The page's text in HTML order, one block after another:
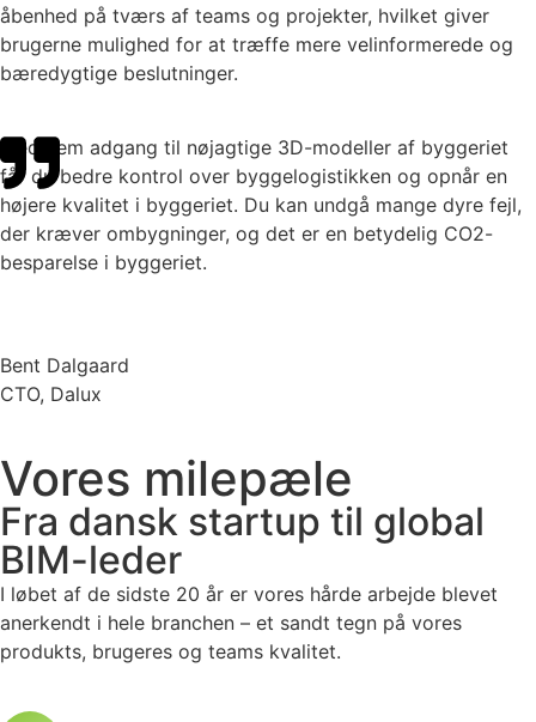
åbenhed på tværs af teams og projekter, hvilket giver
brugerne mulighed for at træffe mere velinformerede og
bæredygtige beslutninger.
Med nem adgang til nøjagtige 3D-modeller af byggeriet
får du bedre kontrol over byggelogistikken og opnår en
højere kvalitet i byggeriet. Du kan undgå mange dyre fejl,
der kræver ombygninger, og det er en betydelig CO2-
besparelse i byggeriet.
Bent Dalgaard
CTO, Dalux
Vores milepæle
Fra dansk startup til global
BIM-leder
I løbet af de sidste 20 år er vores hårde arbejde blevet
anerkendt i hele branchen – et sandt tegn på vores
produkts, brugeres og teams kvalitet.